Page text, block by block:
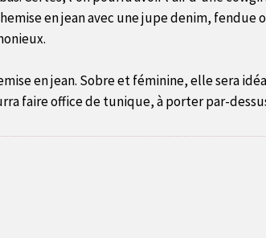
en jean avec une jupe denim,
en jean. Sobre et féminine, elle sera
faire office de tunique, à porter par-